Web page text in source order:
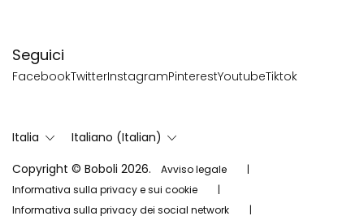
Seguici
FacebookTwitterInstagramPinterestYoutubeTiktok
Italia
Italiano (Italian)
Copyright © Boboli 2026.
Avviso legale
Informativa sulla privacy e sui cookie
Informativa sulla privacy dei social network